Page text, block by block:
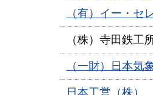
（有）イー・セ
（株）寺田鉄工
（一財）日本気
日本工営（株）